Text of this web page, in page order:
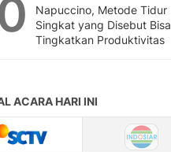
Napuccino, Metode Tidur
Singkat yang Disebut Bisa
Tingkatkan Produktivitas